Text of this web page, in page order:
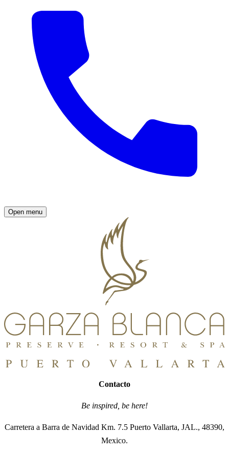
Open menu
Contacto
Be inspired, be here!
Carretera a Barra de Navidad Km. 7.5 Puerto Vallarta, JAL., 48390,
Mexico.